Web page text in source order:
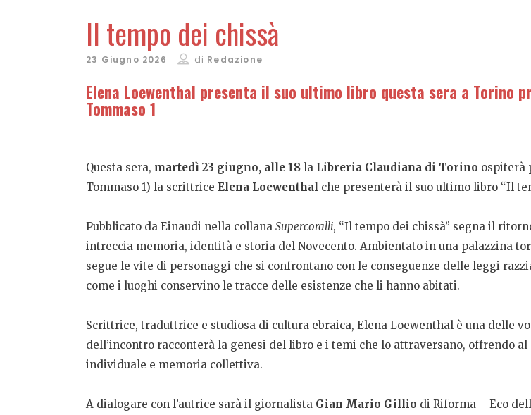
Il tempo dei chissà
23 Giugno 2026 di Redazione
Elena Loewenthal presenta il suo ultimo libro questa sera a Torino
Tommaso 1
Questa sera, martedì 23 giugno, alle 18 la Libreria Claudiana di Torino ospiterà
Tommaso 1) la scrittrice Elena Loewenthal che presenterà il suo ultimo libro “Il
Pubblicato da Einaudi nella collana Supercoralli, “Il tempo dei chissà” segna il
intreccia memoria, identità e storia del Novecento. Ambientato in una palazzina
segue le vite di personaggi che si confrontano con le conseguenze delle leggi
come i luoghi conservino le tracce delle esistenze che li hanno abitati.
Scrittrice, traduttrice e studiosa di cultura ebraica, Elena Loewenthal è una delle
dell’incontro racconterà la genesi del libro e i temi che lo attraversano, offrendo
individuale e memoria collettiva.
A dialogare con l’autrice sarà il giornalista Gian Mario Gillio di Riforma – Eco